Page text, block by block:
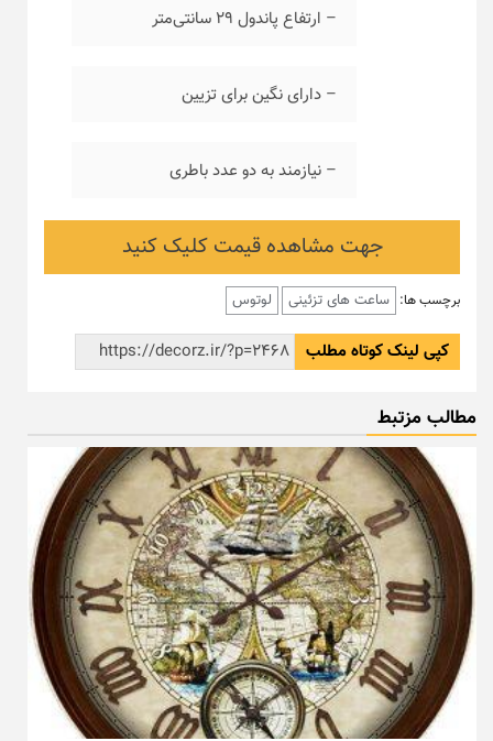
– ارتفاع پاندول ۲۹ سانتی‌متر
– دارای نگین برای تزیین
– نیازمند به دو عدد باطری
جهت مشاهده قیمت کلیک کنید
برچسب ها: ساعت های تزئینی لوتوس
کپی لینک کوتاه مطلب
مطالب مزتبط